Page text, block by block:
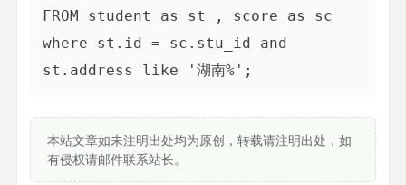
FROM student as st , score as sc
where st.id = sc.stu_id and
本站文章如未注明出处均为原创，转载请注明出处，如
有侵权请邮件联系站长。